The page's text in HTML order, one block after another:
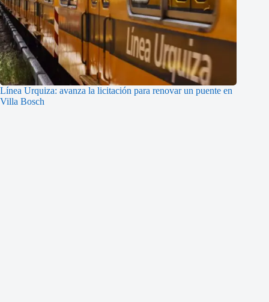
Línea Urquiza: avanza la licitación para renovar un puente en
Villa Bosch